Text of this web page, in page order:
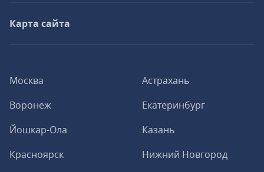
Москва
Астрахань
Воронеж
Екатеринбург
Йошкар-Ола
Казань
Красноярск
Нижний Новгород
Карта сайта